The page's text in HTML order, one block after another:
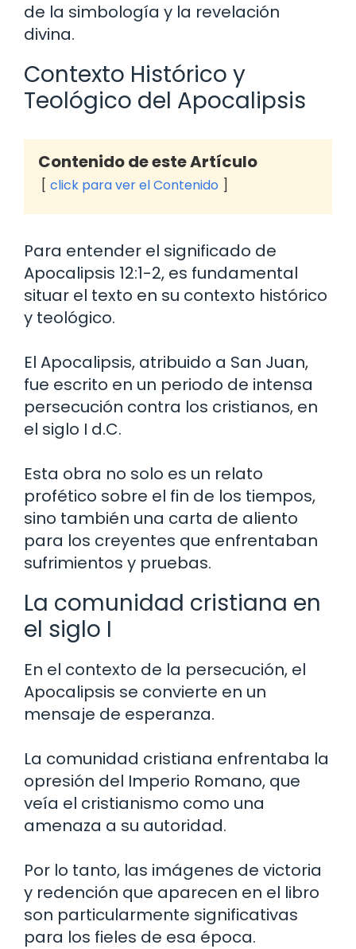
de la simbología y la revelación
divina.
Contexto Histórico y
Teológico del Apocalipsis
Contenido de este Artículo
click para ver el Contenido
Para entender el significado de
Apocalipsis 12:1-2, es fundamental
situar el texto en su contexto histórico
y teológico.
El Apocalipsis, atribuido a San Juan,
fue escrito en un periodo de intensa
persecución contra los cristianos, en
el siglo I d.C.
Esta obra no solo es un relato
profético sobre el fin de los tiempos,
sino también una carta de aliento
para los creyentes que enfrentaban
sufrimientos y pruebas.
La comunidad cristiana en
el siglo I
En el contexto de la persecución, el
Apocalipsis se convierte en un
mensaje de esperanza.
La comunidad cristiana enfrentaba la
opresión del Imperio Romano, que
veía el cristianismo como una
amenaza a su autoridad.
Por lo tanto, las imágenes de victoria
y redención que aparecen en el libro
son particularmente significativas
para los fieles de esa época.